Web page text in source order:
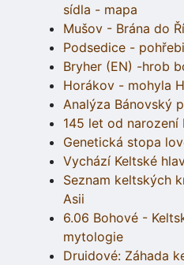
sídla - mapa
Mušov - Brána do
Podsedice -
Bryher (EN) -hrob
Horákov - mohyla
Analýza Bánovský
145 let od narození
Genetická stopa
Vychází Keltské
Seznam keltských
Asii
6.06 Bohové -
mytologie
Druidové: Záhada